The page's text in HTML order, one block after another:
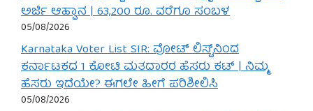
ಅರ್ಜಿ ಆಹ್ವಾನ | 63,200 ರೂ. ವರೆಗೂ ಸಂಬಳ
05/08/2026
Karnataka Voter List SIR: ವೋಟ್ ಲಿಸ್ಟ್‌ನಿಂದ
ಕರ್ನಾಟಕದ 1 ಕೋಟಿ ಮತದಾರರ ಹೆಸರು ಕಟ್ | ನಿಮ್ಮ
ಹೆಸರು ಇದೆಯೇ? ಈಗಲೇ ಹೀಗೆ ಪರಿಶೀಲಿಸಿ
05/08/2026